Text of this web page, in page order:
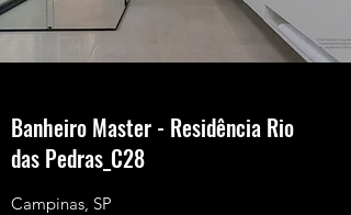
Banheiro Master - Residência Rio
das Pedras_C28
Campinas, SP